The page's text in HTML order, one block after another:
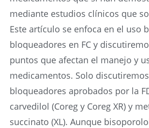
mediante estudios clínicos que
Este artículo se enfoca en el uso
bloqueadores en FC y
puntos que afectan el manejo y
medicamentos. Solo
bloqueadores aprobados por la
carvedilol (Coreg y Coreg XR) y
succinato (XL). Aunque